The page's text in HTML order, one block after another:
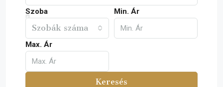
Szoba
Szobák száma
Min. Ár
Max. Ár
Keresés